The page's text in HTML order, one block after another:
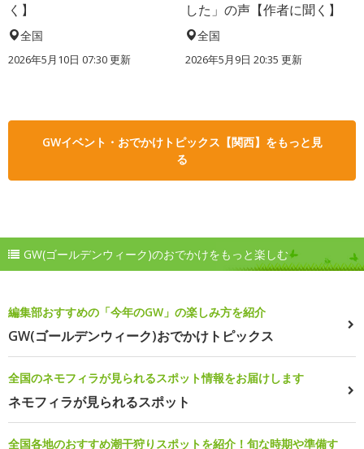
く】
全国
2026年5月10日 07:30 更新
した」の声【作者に聞く】
全国
2026年5月9日 20:35 更新
GWイベント・おでかけトピックス【関西】をもっと見
る
GW(ゴールデンウィーク)のおでかけをもっと楽しむ
編集部おすすめの「今年のGW」の楽しみ方を紹介
GW(ゴールデンウィーク)おでかけトピックス
全国のネモフィラが見られるスポット情報をお届けします
ネモフィラが見られるスポット
全国各地のおすすめ潮干狩りスポットを紹介！旬な時期や準備す